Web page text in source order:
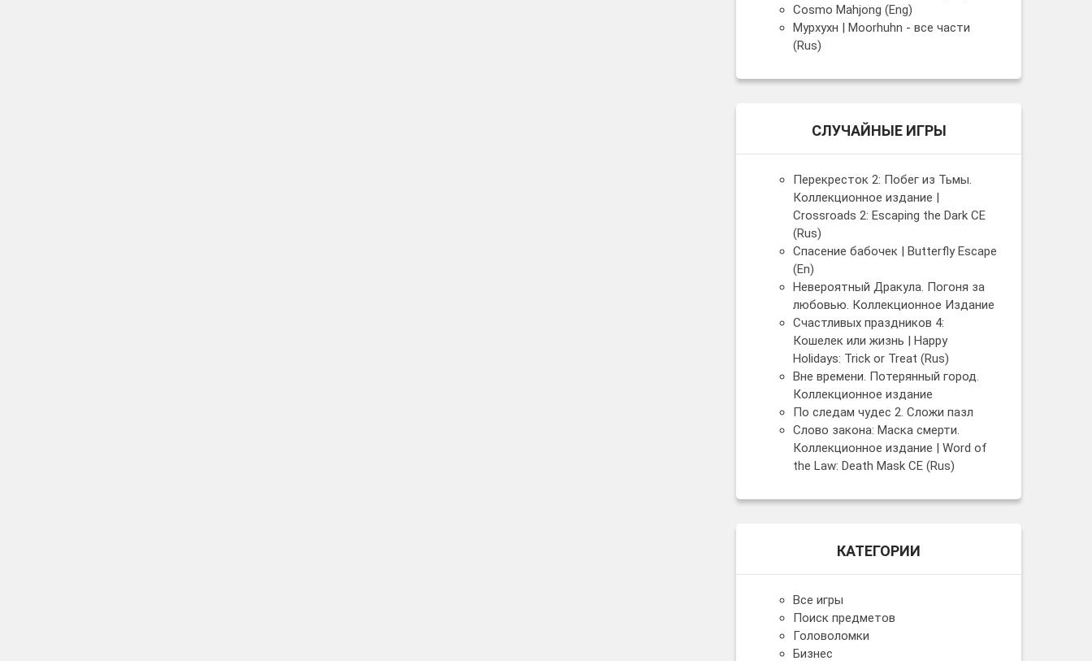
Cosmo Mahjong (Eng)
Мурхухн | Moorhuhn - все части
(Rus)
СЛУЧАЙНЫЕ ИГРЫ
Перекресток 2: Побег из Тьмы.
Коллекционное издание |
Crossroads 2: Escaping the Dark CE
(Rus)
Спасение бабочек | Butterfly Escape
(En)
Невероятный Дракула. Погоня за
любовью. Коллекционное Издание
Счастливых праздников 4:
Кошелек или жизнь | Happy
Holidays: Trick or Treat (Rus)
Вне времени. Потерянный город.
Коллекционное издание
По следам чудес 2. Сложи пазл
Слово закона: Маска смерти.
Коллекционное издание | Word of
the Law: Death Mask CE (Rus)
КАТЕГОРИИ
Все игры
Поиск предметов
Головоломки
Бизнес